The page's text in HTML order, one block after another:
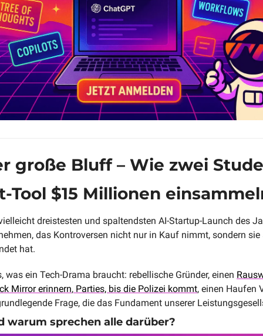
große Bluff – Wie zwei
Tool $15 Millionen
dreistesten und spaltendsten AI-Startup-Launch des
das Kontroversen nicht nur in Kauf nimmt, sondern
hat.
was ein Tech-Drama braucht: rebellische Gründer, einen
Mirror erinnern, Parties, bis die Polizei kommt, einen Haufen
Frage, die das Fundament unserer
warum sprechen alle darüber?